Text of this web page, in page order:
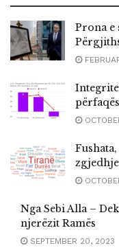
Prona e
Nga Sebi Alla –
njerëzit Ramës
SEPTEMBER 20, 2023